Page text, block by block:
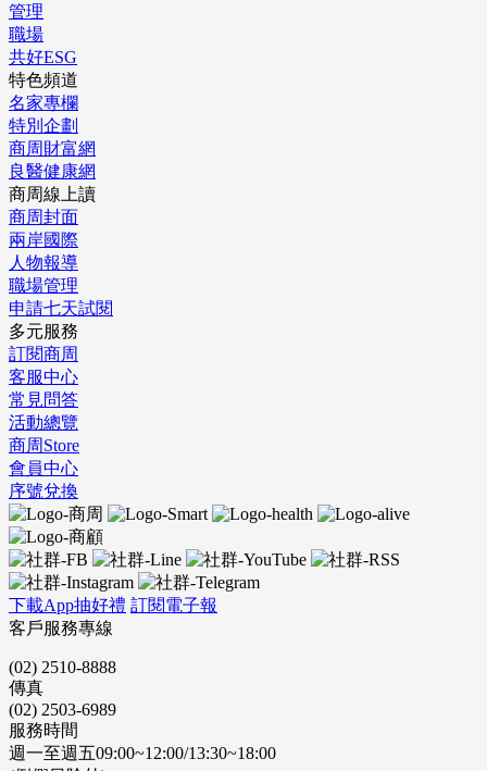
管理
職場
共好ESG
特色頻道
名家專欄
特別企劃
商周財富網
良醫健康網
商周線上讀
商周封面
兩岸國際
人物報導
職場管理
申請七天試閱
多元服務
訂閱商周
客服中心
常見問答
活動總覽
商周Store
會員中心
序號兌換
下載App抽好禮 訂閱電子報
客戶服務專線
(02) 2510-8888
傳真
(02) 2503-6989
服務時間
週一至週五09:00~12:00/13:30~18:00